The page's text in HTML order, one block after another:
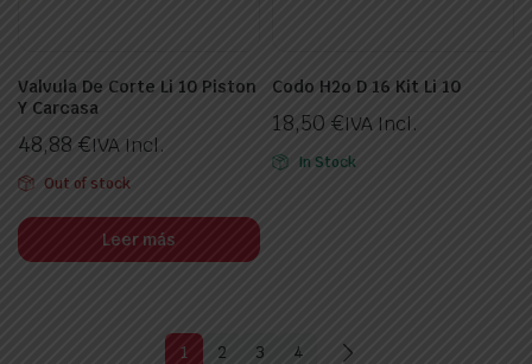
Valvula De Corte Li 10 Piston
Y Carcasa
48,88 €IVA Incl.
Out of stock
Leer más
Codo H2o D 16 Kit Li 10
18,50 €IVA Incl.
In Stock
1 2 3 4